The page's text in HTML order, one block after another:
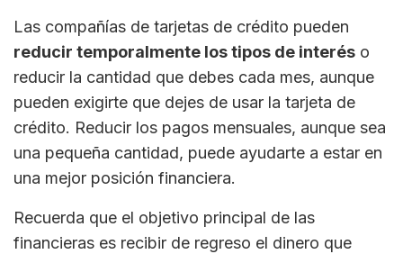
Las compañías de tarjetas de crédito pueden
reducir temporalmente los tipos de interés o
reducir la cantidad que debes cada mes, aunque
pueden exigirte que dejes de usar la tarjeta de
crédito. Reducir los pagos mensuales, aunque sea
una pequeña cantidad, puede ayudarte a estar en
una mejor posición financiera.
Recuerda que el objetivo principal de las
financieras es recibir de regreso el dinero que